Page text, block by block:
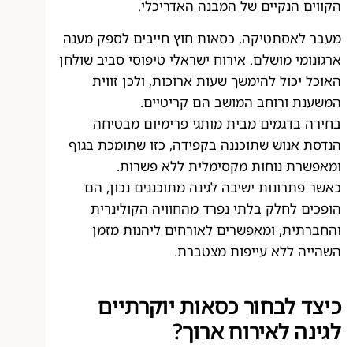
הקווים הנקיים של המבנה האדריכלי.
מעבר לאסתטיקה, כסאות חוץ חייבים לספק מענה
ארגונומי מושלם. אירוח ישראלי טיפוסי סביב שולחן
האוכל יכול להימשך שעות ארוכות, ולכן זווית
המשענת ורוחב המושב הם קריטיים.
בחירה בדגמים מבית מותגי פרימיום מבטיחה
הנדסת אנוש שתוכננה בקפידה, כזו שתומכת בגוף
ומאפשרת נוחות מקסימלית ללא פשרות.
כאשר פתרונות ישיבה לגינה מתוכננים נכון, הם
הופכים לחלק בלתי נפרד מהחוויה הקולינרית
והחברתית, ומאפשרים לאורחים ליהנות מזמן
השהייה ללא עייפות מצטברת.
כיצד לבחור כסאות יוקרתיים
לגינה לאירוח ארוך?